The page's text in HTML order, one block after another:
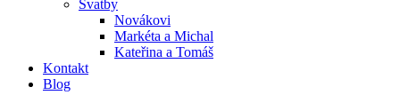
Svatby
Novákovi
Markéta a Michal
Kateřina a Tomáš
Kontakt
Blog